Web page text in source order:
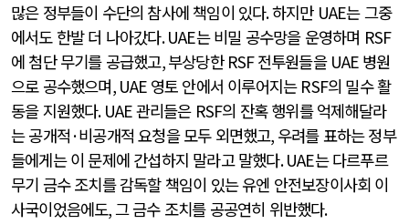
많은 정부들이 수단의 참사에 책임이 있다.하지만 UAE는 그중
에서도 한발 더 나아갔다. UAE는 비밀 공수망을 운영하며 RSF
에 첨단 무기를 공급했고,부상당한 RSF전투원들을 UAE 병원
으로 공수했으며, UAE 영토 안에서 이루어지는 RSF의 밀수 활
동을 지원했다. UAE관리들은 RSF의 잔혹 행위를 억제해달라
는 공개적 ·비공개적 요청을 모두 외면했고, 우려를 표하는 정부
들에게는 이 문제에 간섭하지 말라고 말했다. UAE는 다르푸르
무기 금수 조치를 감독할 책임이 있는 유엔 안전보장이사회 이
사국이었음에도,그 금수 조치를 공공연히 위반했다.